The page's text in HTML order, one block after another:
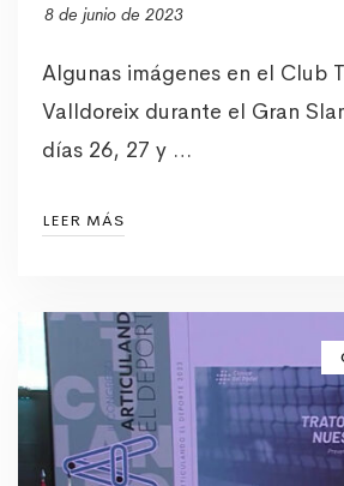
8 de junio de 2023
Algunas imágenes en el Club
Valldoreix durante el Gran
días 26, 27 y …
LEER MÁS